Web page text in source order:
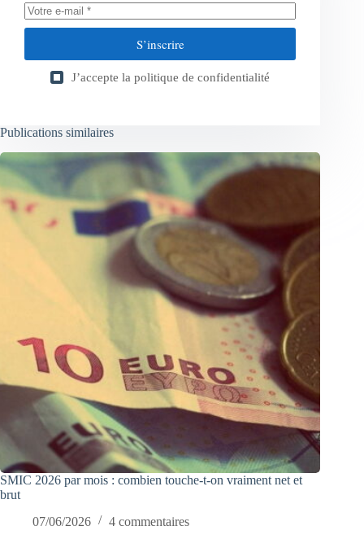
S’inscrire
J’accepte la politique de confidentialité
Publications similaires
SMIC 2026 par mois : combien touche-t-on vraiment net et
brut
07/06/2026
4 commentaires